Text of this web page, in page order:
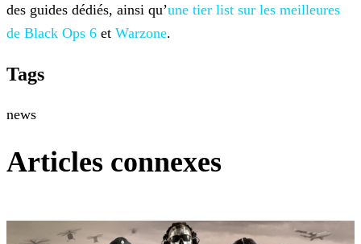
des guides dédiés, ainsi qu’une tier list sur les meilleures
de Black Ops 6 et Warzone.
Tags
news
Articles connexes